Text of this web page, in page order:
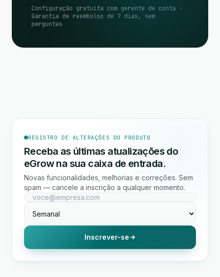
Configuração gratuita com gerente de conta ·
Garantia de reembolso de 7 dias, sem
perguntas
REGISTRO DE ALTERAÇÕES DO PRODUTO
Receba as últimas atualizações do
eGrow na sua caixa de entrada.
Novas funcionalidades, melhorias e correções. Sem
spam — cancele a inscrição a qualquer momento.
Inscrever-se